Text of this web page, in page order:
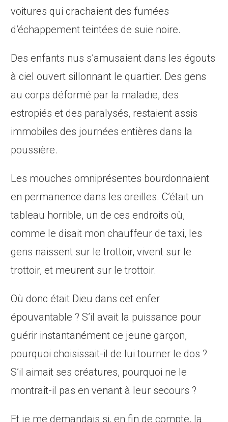
voitures qui crachaient des fumées
d’échappement teintées de suie noire.
Des enfants nus s’amusaient dans les égouts
à ciel ouvert sillonnant le quartier. Des gens
au corps déformé par la maladie, des
estropiés et des paralysés, restaient assis
immobiles des journées entières dans la
poussière.
Les mouches omniprésentes bourdonnaient
en permanence dans les oreilles. C’était un
tableau horrible, un de ces endroits où,
comme le disait mon chauffeur de taxi, les
gens naissent sur le trottoir, vivent sur le
trottoir, et meurent sur le trottoir.
Où donc était Dieu dans cet enfer
épouvantable ? S’il avait la puissance pour
guérir instantanément ce jeune garçon,
pourquoi choisissait-il de lui tourner le dos ?
S’il aimait ses créatures, pourquoi ne le
montrait-il pas en venant à leur secours ?
Et je me demandais si, en fin de compte, la